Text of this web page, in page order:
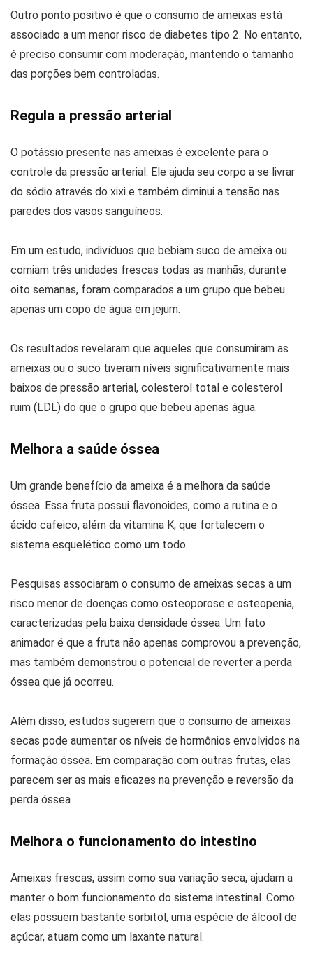
Outro ponto positivo é que o consumo de ameixas está
associado a um menor risco de diabetes tipo 2. No entanto,
é preciso consumir com moderação, mantendo o tamanho
das porções bem controladas.
Regula a pressão arterial
O potássio presente nas ameixas é excelente para o
controle da pressão arterial. Ele ajuda seu corpo a se livrar
do sódio através do xixi e também diminui a tensão nas
paredes dos vasos sanguíneos.
Em um estudo, indivíduos que bebiam suco de ameixa ou
comiam três unidades frescas todas as manhãs, durante
oito semanas, foram comparados a um grupo que bebeu
apenas um copo de água em jejum.
Os resultados revelaram que aqueles que consumiram as
ameixas ou o suco tiveram níveis significativamente mais
baixos de pressão arterial, colesterol total e colesterol
ruim (LDL) do que o grupo que bebeu apenas água.
Melhora a saúde óssea
Um grande benefício da ameixa é a melhora da saúde
óssea. Essa fruta possui flavonoides, como a rutina e o
ácido cafeico, além da vitamina K, que fortalecem o
sistema esquelético como um todo.
Pesquisas associaram o consumo de ameixas secas a um
risco menor de doenças como osteoporose e osteopenia,
caracterizadas pela baixa densidade óssea. Um fato
animador é que a fruta não apenas comprovou a prevenção,
mas também demonstrou o potencial de reverter a perda
óssea que já ocorreu.
Além disso, estudos sugerem que o consumo de ameixas
secas pode aumentar os níveis de hormônios envolvidos na
formação óssea. Em comparação com outras frutas, elas
parecem ser as mais eficazes na prevenção e reversão da
perda óssea
Melhora o funcionamento do intestino
Ameixas frescas, assim como sua variação seca, ajudam a
manter o bom funcionamento do sistema intestinal. Como
elas possuem bastante sorbitol, uma espécie de álcool de
açúcar, atuam como um laxante natural.